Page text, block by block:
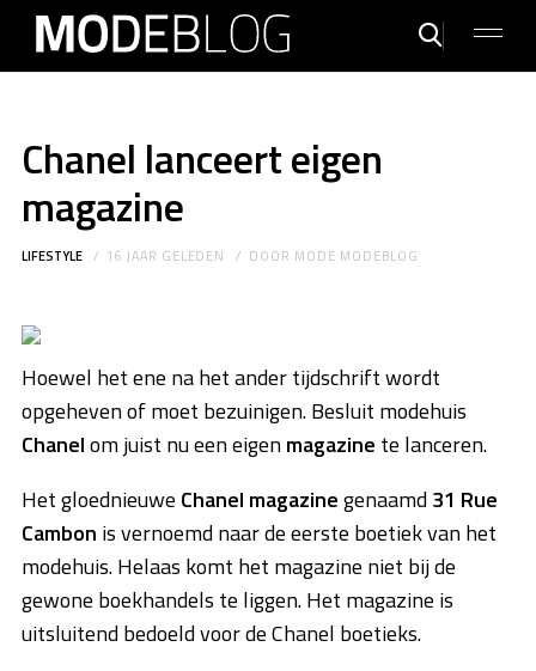
Chanel lanceert eigen
magazine
LIFESTYLE 16 JAAR GELEDEN DOOR MODE MODEBLOG
Hoewel het ene na het ander tijdschrift wordt
opgeheven of moet bezuinigen. Besluit modehuis
Chanelom juist nu een eigenmagazine te lanceren.
Het gloednieuwe Chanel magazinegenaamd31 Rue
Cambon is vernoemd naar de eerste boetiek van het
modehuis. Helaas komt het magazine niet bij de
gewone boekhandels te liggen. Het magazine is
uitsluitend bedoeld voor de Chanel boetieks.